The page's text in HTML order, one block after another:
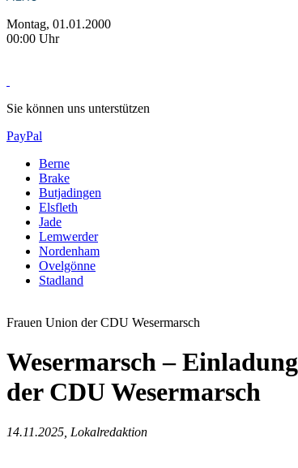
Montag, 01.01.2000
00:00 Uhr
Sie können uns unterstützen
PayPal
Berne
Brake
Butjadingen
Elsfleth
Jade
Lemwerder
Nordenham
Ovelgönne
Stadland
Frauen Union der CDU Wesermarsch
Wesermarsch –
der CDU Wesermarsch
14.11.2025, Lokalredaktion